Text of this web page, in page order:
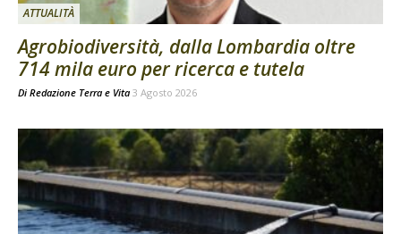
ATTUALITÀ
Agrobiodiversità, dalla Lombardia oltre
714 mila euro per ricerca e tutela
Di Redazione Terra e Vita 3 Agosto 2026